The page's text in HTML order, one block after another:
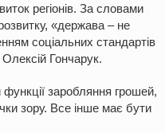
регіонів. За словами
«держава – не
соціальних стандартів
Гончарук.
заробляння грошей,
зору. Все інше має бути